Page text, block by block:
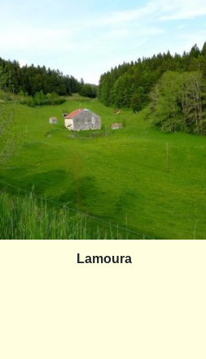
Lamoura